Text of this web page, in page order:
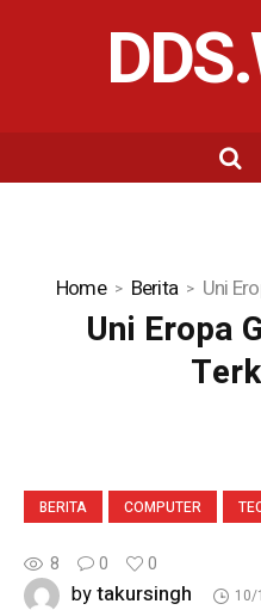
Home Berita Uni
Uni Eropa
BERITA COMPUTER
8 0 0
bytakursingh 10/